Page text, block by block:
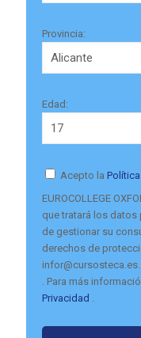
Provincia:
Edad:
Acepto la
EUROCOLLEGE
que tratará los datos
de gestionar su
derechos de
infor@cursosteca.es.
. Para más
Privacidad .